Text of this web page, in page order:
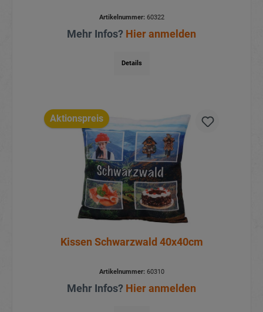
Artikelnummer:60322
Mehr Infos? Hier anmelden
Details
Aktionspreis
Kissen Schwarzwald 40x40cm
Artikelnummer:60310
Mehr Infos? Hier anmelden